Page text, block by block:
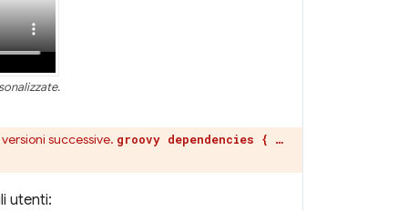
successive. groovy dependencies { …
utenti: